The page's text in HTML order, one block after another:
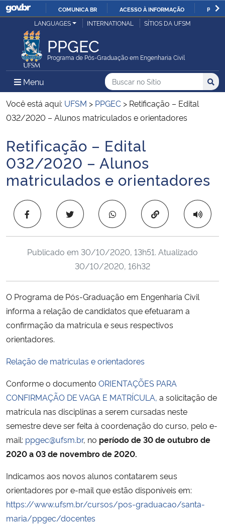
IR
COMUNICA BR ACESSO À INFORMAÇÃO
Ministério da Justiça e Segurança Pública
Ministério da Defesa
Ministério das Relações Exteriores
Ministério da Infraestrutura
Ministério da Agricultura, Pecuária e Abastecimento
Ministério da Educação
Ministério da Ciência, Tecnologia, Inovações e Comunicações
Ministério do Meio Ambiente
Ministério do Turismo
Ministério do Desenvolvimento Regional
Ministério da Mulher, da Família e dos Direitos Humanos
Secretaria-Geral
Secretaria de Governo
LANGUAGES INTERNATIONAL SÍTIOS DA UFSM
PPGEC
Programa de Pós-Graduação em Engenharia Civil
Menu Menu Principal do Sítio
Busca
Buscar no no Sítio
Busca:
Você está aqui: UFSM > PPGEC > Retificação – Edital
032/2020 – Alunos matriculados e orientadores
Início do conteúdo
Retificação – Edital
032/2020 – Alunos
matriculados e orientadores
Copiar para área
Publicado em 30/10/2020, 13h51. Atualizado
30/10/2020, 16h32
O Programa de Pós-Graduação em Engenharia Civil
informa a relação de candidatos que efetuaram a
confirmação da matrícula e seus respectivos
orientadores.
Relação de matriculas e orientadores
Conforme o documento ORIENTAÇÕES PARA
CONFIRMAÇÃO DE VAGA E MATRÍCULA, a solicitação de
matrícula nas disciplinas a serem cursadas neste
semestre deve ser feita à coordenação do curso, pelo e-
mail: ppgec@ufsm.br, no período de 30 de outubro de
2020 a 03 de novembro de 2020.
Indicamos aos novos alunos contatarem seus
orientadores por e-mail que estão disponíveis em:
https://www.ufsm.br/cursos/pos-graduacao/santa-
maria/ppgec/docentes